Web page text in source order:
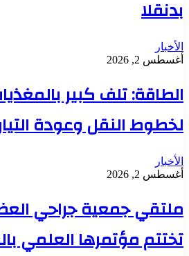
بدنقلا
الأخبار
أغسطس 2, 2026
الطاقة: تلف كبير
لخطوط النقل وعودة
الأخبار
أغسطس 2, 2026
ملتقي جمعية جراحي
تختتم مؤتمرها العلمي